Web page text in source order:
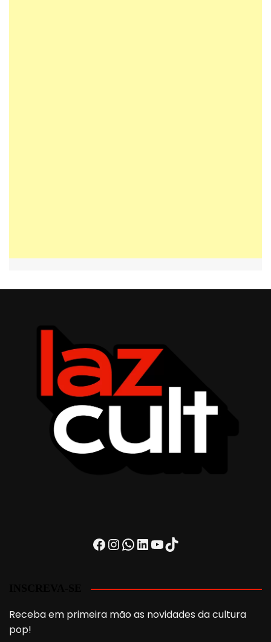
Facebook
Instagram
WhatsApp
LinkedIn
Youtube
TikTok
Receba em primeira mão as novidades da cultura
pop!